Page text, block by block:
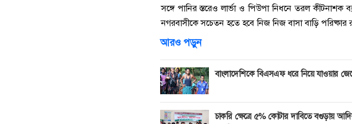
সঙ্গে পানির স্তরেও লার্ভা ও পিউপা নিধনে তরল কীটনাশক
নগরবাসীকে সচেতন হতে হবে নিজ নিজ বাসা বাড়ি পরিষ্কার
আরও পড়ুন
বাংলাদেশিকে বিএসএফ ধরে নিয়ে যাওয়ার
চাকরি ক্ষেত্রে ৫% কোটার দাবিতে বগুড়ায়